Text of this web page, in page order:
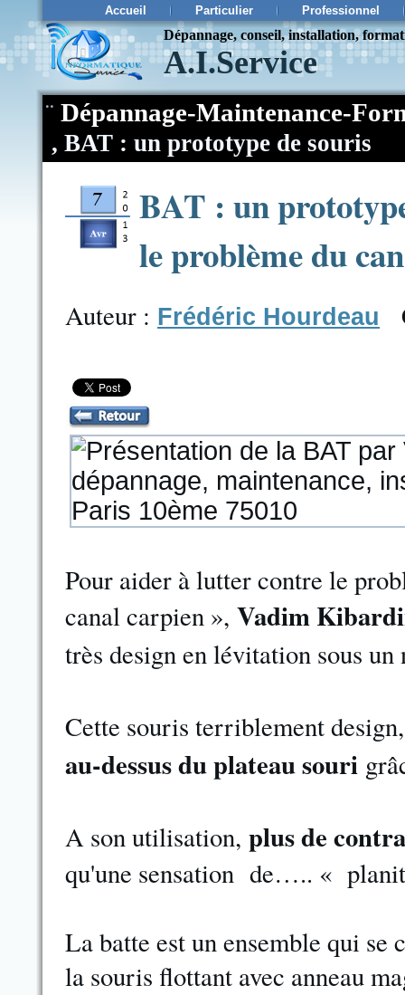
Accueil Particulier Professionnel
Dépannage, conseil, installation,
A.I.Service
¨ Dépannage-Maintenance-
, BAT : un prototype de souris
BAT : un
le problème du
Auteur : Frédéric Hourdeau
Pour aider à lutter contre le
canal carpien », Vadim
très design en lévitation sous
Cette souris terriblement
au-dessus du plateau souri
A son utilisation, plus de
qu'une sensation de….. «
La batte est un ensemble qui se
la souris flottant avec anneau